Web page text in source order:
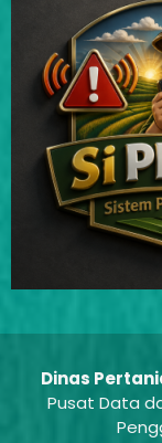
Dinas
Pusat Data